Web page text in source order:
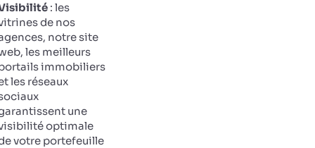
: les
de nos
notre site
les meilleurs
immobiliers
les réseaux
une
optimale
votre portefeuille